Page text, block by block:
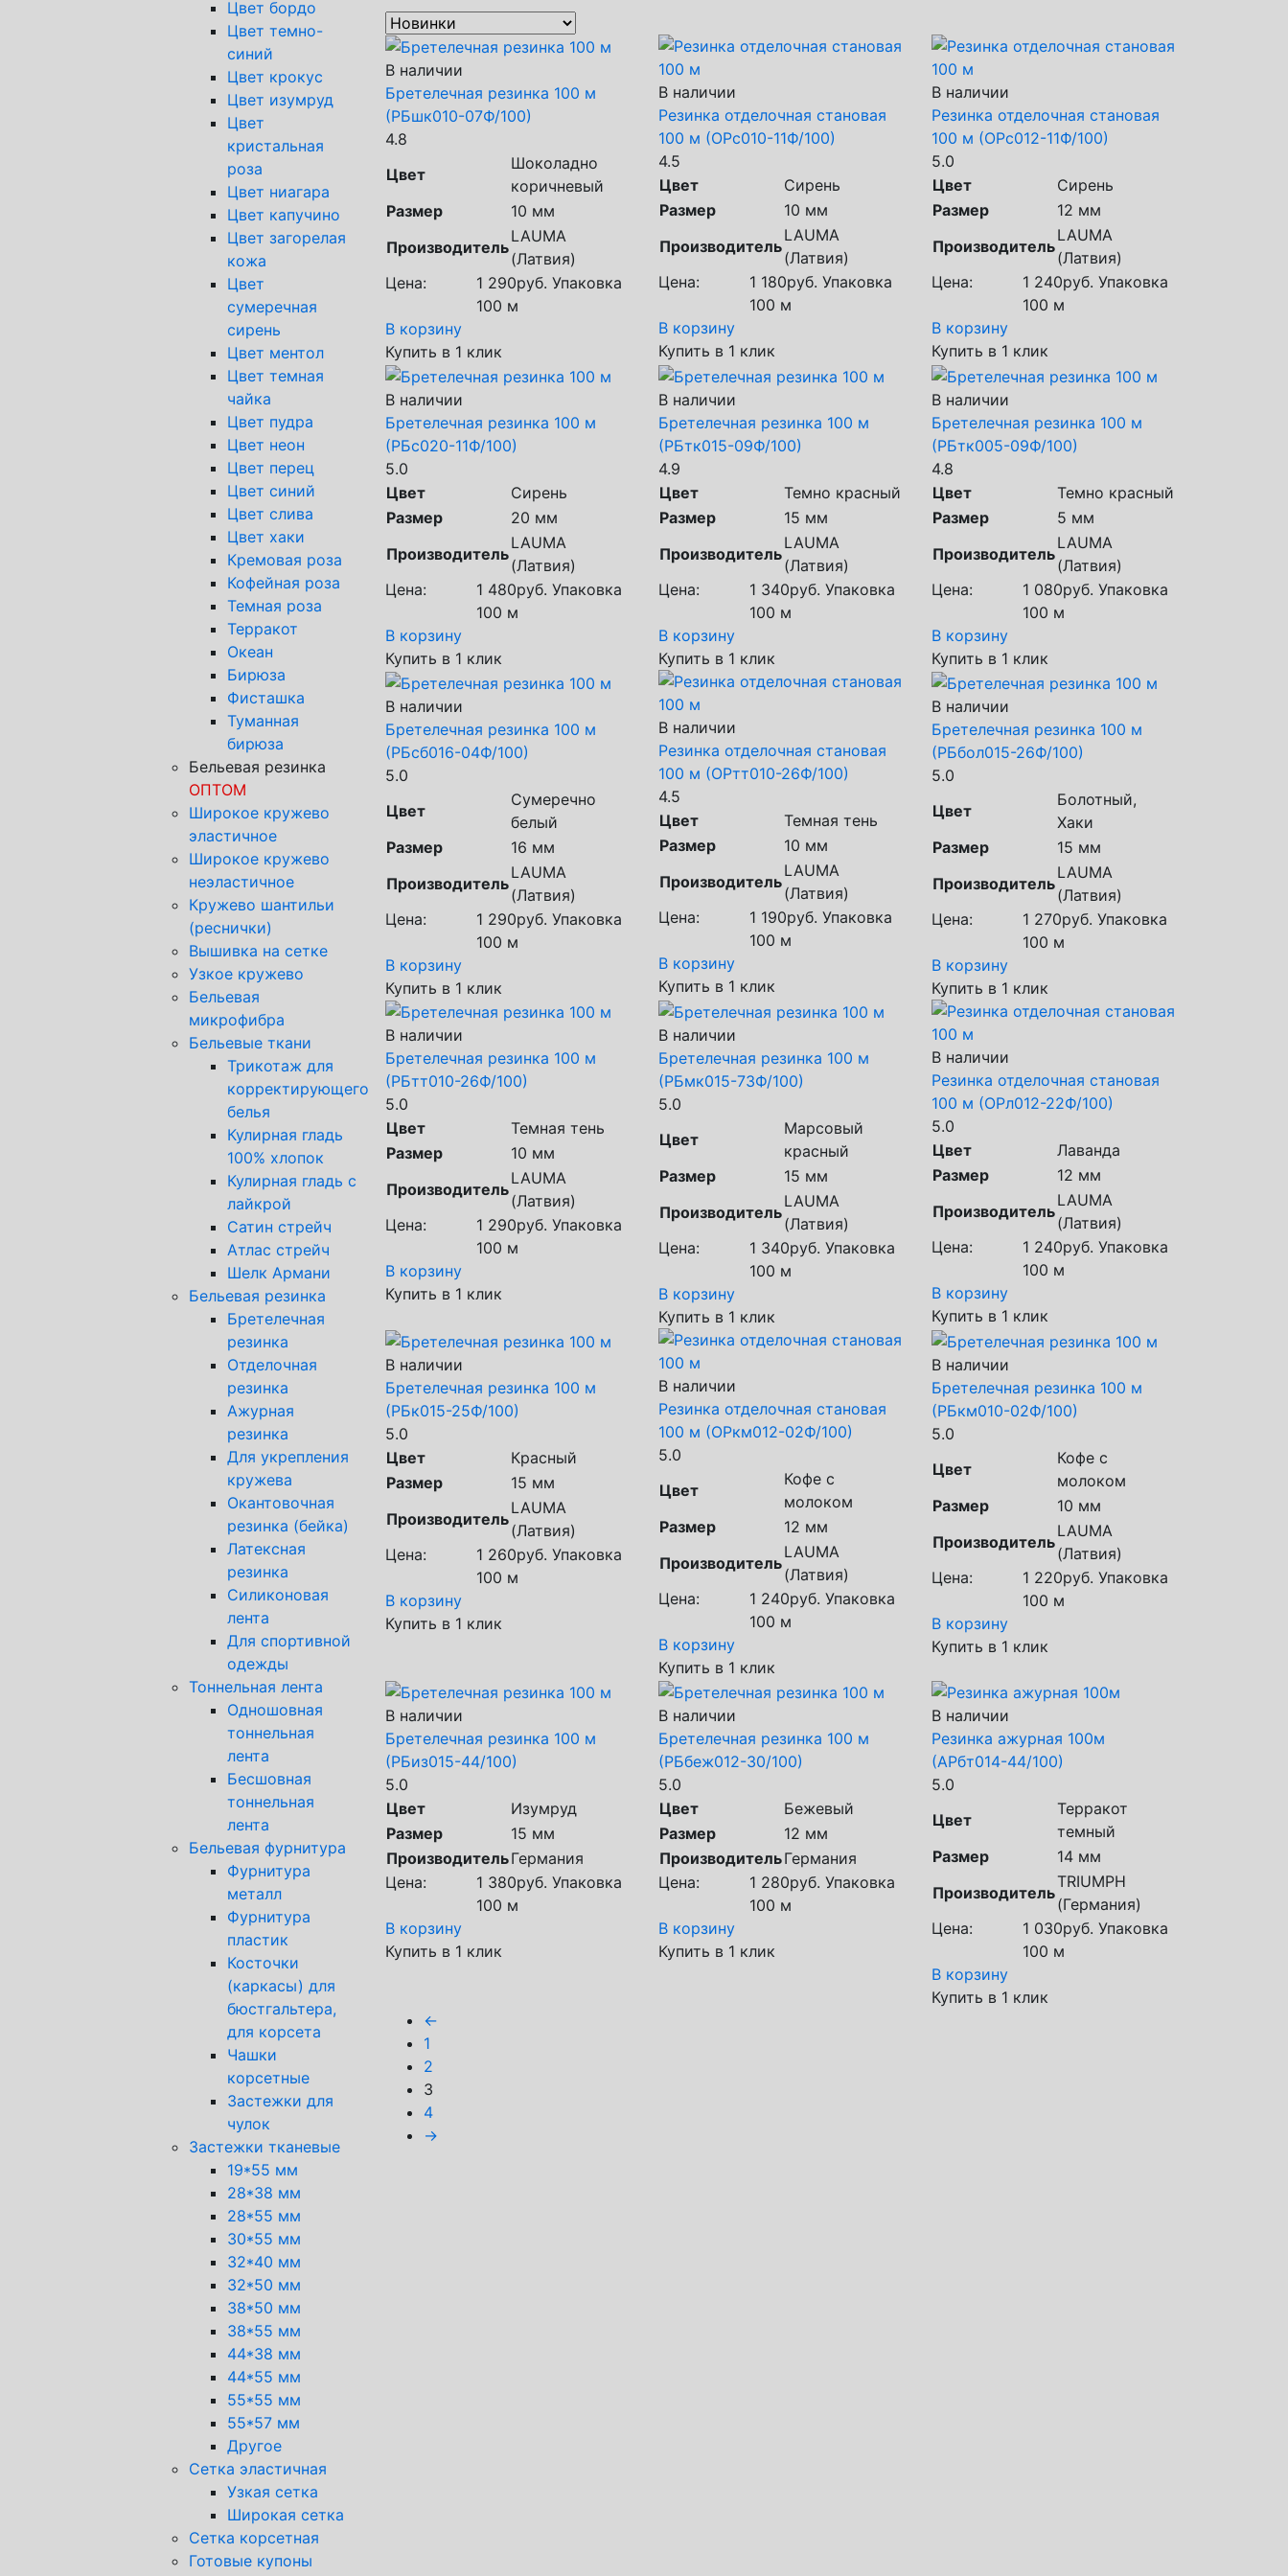
Цвет бордо
Цвет темно-
синий
Цвет крокус
Цвет изумруд
Цвет
кристальная
роза
Цвет ниагара
Цвет капучино
Цвет загорелая
кожа
Цвет
сумеречная
сирень
Цвет ментол
Цвет темная
чайка
Цвет пудра
Цвет неон
Цвет перец
Цвет синий
Цвет слива
Цвет хаки
Кремовая роза
Кофейная роза
Темная роза
Терракот
Океан
Бирюза
Фисташка
Туманная
бирюза
Бельевая резинка
ОПТОМ
Широкое кружево
эластичное
Широкое кружево
неэластичное
Кружево шантильи
(реснички)
Вышивка на сетке
Узкое кружево
Бельевая
микрофибра
Бельевые ткани
Трикотаж для
корректирующего
белья
Кулирная гладь
100% хлопок
Кулирная гладь с
лайкрой
Сатин стрейч
Атлас стрейч
Шелк Армани
Бельевая резинка
Бретелечная
резинка
Отделочная
резинка
Ажурная
резинка
Для укрепления
кружева
Окантовочная
резинка (бейка)
Латексная
резинка
Силиконовая
лента
Для спортивной
одежды
Тоннельная лента
Одношовная
тоннельная
лента
Бесшовная
тоннельная
лента
Бельевая фурнитура
Фурнитура
металл
Фурнитура
пластик
Косточки
(каркасы) для
бюстгальтера,
для корсета
Чашки
корсетные
Застежки для
чулок
Застежки тканевые
19*55 мм
28*38 мм
28*55 мм
30*55 мм
32*40 мм
32*50 мм
38*50 мм
38*55 мм
44*38 мм
44*55 мм
55*55 мм
55*57 мм
Другое
Сетка эластичная
Узкая сетка
Широкая сетка
Сетка корсетная
Готовые купоны
В наличии
Бретелечная резинка 100 м
(РБшк010-07Ф/100)
4.8
Цвет
Шоколадно
коричневый
Размер
10 мм
Производитель
LAUMA
(Латвия)
Цена:
1 290руб. Упаковка
100 м
В корзину
Купить в 1 клик
В наличии
Резинка отделочная становая
100 м (ОРс010-11Ф/100)
4.5
Цвет
Сирень
Размер
10 мм
Производитель
LAUMA
(Латвия)
Цена:
1 180руб. Упаковка
100 м
В корзину
Купить в 1 клик
В наличии
Резинка отделочная становая
100 м (ОРс012-11Ф/100)
5.0
Цвет
Сирень
Размер
12 мм
Производитель
LAUMA
(Латвия)
Цена:
1 240руб. Упаковка
100 м
В корзину
Купить в 1 клик
В наличии
Бретелечная резинка 100 м
(РБс020-11Ф/100)
5.0
Цвет
Сирень
Размер
20 мм
Производитель
LAUMA
(Латвия)
Цена:
1 480руб. Упаковка
100 м
В корзину
Купить в 1 клик
В наличии
Бретелечная резинка 100 м
(РБтк015-09Ф/100)
4.9
Цвет
Темно красный
Размер
15 мм
Производитель
LAUMA
(Латвия)
Цена:
1 340руб. Упаковка
100 м
В корзину
Купить в 1 клик
В наличии
Бретелечная резинка 100 м
(РБтк005-09Ф/100)
4.8
Цвет
Темно красный
Размер
5 мм
Производитель
LAUMA
(Латвия)
Цена:
1 080руб. Упаковка
100 м
В корзину
Купить в 1 клик
В наличии
Бретелечная резинка 100 м
(РБсб016-04Ф/100)
5.0
Цвет
Сумеречно
белый
Размер
16 мм
Производитель
LAUMA
(Латвия)
Цена:
1 290руб. Упаковка
100 м
В корзину
Купить в 1 клик
В наличии
Резинка отделочная становая
100 м (ОРтт010-26Ф/100)
4.5
Цвет
Темная тень
Размер
10 мм
Производитель
LAUMA
(Латвия)
Цена:
1 190руб. Упаковка
100 м
В корзину
Купить в 1 клик
В наличии
Бретелечная резинка 100 м
(РБбол015-26Ф/100)
5.0
Цвет
Болотный,
Хаки
Размер
15 мм
Производитель
LAUMA
(Латвия)
Цена:
1 270руб. Упаковка
100 м
В корзину
Купить в 1 клик
В наличии
Бретелечная резинка 100 м
(РБтт010-26Ф/100)
5.0
Цвет
Темная тень
Размер
10 мм
Производитель
LAUMA
(Латвия)
Цена:
1 290руб. Упаковка
100 м
В корзину
Купить в 1 клик
В наличии
Бретелечная резинка 100 м
(РБмк015-73Ф/100)
5.0
Цвет
Марсовый
красный
Размер
15 мм
Производитель
LAUMA
(Латвия)
Цена:
1 340руб. Упаковка
100 м
В корзину
Купить в 1 клик
В наличии
Резинка отделочная становая
100 м (ОРл012-22Ф/100)
5.0
Цвет
Лаванда
Размер
12 мм
Производитель
LAUMA
(Латвия)
Цена:
1 240руб. Упаковка
100 м
В корзину
Купить в 1 клик
В наличии
Бретелечная резинка 100 м
(РБк015-25Ф/100)
5.0
Цвет
Красный
Размер
15 мм
Производитель
LAUMA
(Латвия)
Цена:
1 260руб. Упаковка
100 м
В корзину
Купить в 1 клик
В наличии
Резинка отделочная становая
100 м (ОРкм012-02Ф/100)
5.0
Цвет
Кофе с
молоком
Размер
12 мм
Производитель
LAUMA
(Латвия)
Цена:
1 240руб. Упаковка
100 м
В корзину
Купить в 1 клик
В наличии
Бретелечная резинка 100 м
(РБкм010-02Ф/100)
5.0
Цвет
Кофе с
молоком
Размер
10 мм
Производитель
LAUMA
(Латвия)
Цена:
1 220руб. Упаковка
100 м
В корзину
Купить в 1 клик
В наличии
Бретелечная резинка 100 м
(РБиз015-44/100)
5.0
Цвет
Изумруд
Размер
15 мм
ПроизводительГермания
Цена:
1 380руб. Упаковка
100 м
В корзину
Купить в 1 клик
В наличии
Бретелечная резинка 100 м
(РБбеж012-30/100)
5.0
Цвет
Бежевый
Размер
12 мм
ПроизводительГермания
Цена:
1 280руб. Упаковка
100 м
В корзину
Купить в 1 клик
В наличии
Резинка ажурная 100м
(АРбт014-44/100)
5.0
Цвет
Терракот
темный
Размер
14 мм
Производитель
TRIUMPH
(Германия)
Цена:
1 030руб. Упаковка
100 м
В корзину
Купить в 1 клик
←
1
2
3
4
→